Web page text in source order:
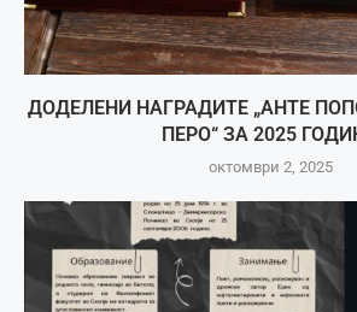
ДОДЕЛЕНИ НАГРАДИТЕ „АНТЕ
ПЕРО“ ЗА 2025
октомври 2, 2025